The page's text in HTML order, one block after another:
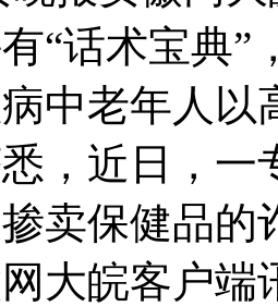
“话术宝典”
中老年人
，近日，一
卖保健品
大皖客户端